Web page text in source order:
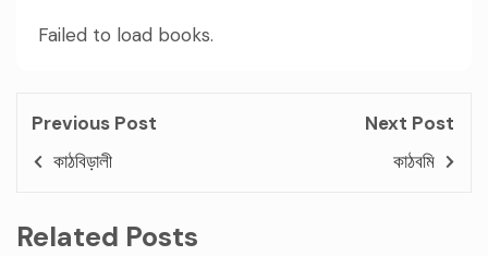
Failed to load books.
Previous Post
কাঠবিড়ালী
Next Post
কাঠবমি
Related Posts